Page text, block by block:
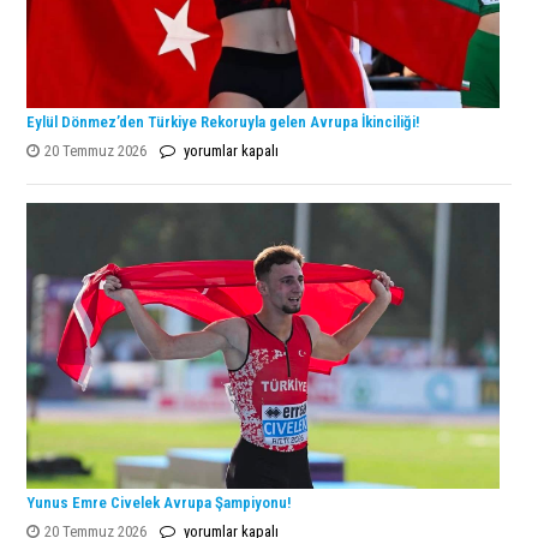
Eylül Dönmez’den Türkiye Rekoruyla gelen Avrupa İkinciliği!
20 Temmuz 2026
Eylül
Türkiye
gelen
Avrupa
İkinciliği!
yorumlar kapalı
Yunus Emre Civelek Avrupa Şampiyonu!
20 Temmuz 2026
Yunus
yorumlar kapalı